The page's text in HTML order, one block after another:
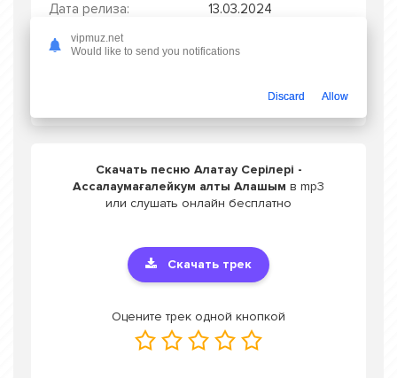
Дата релиза:
13.03.2024
Слушать Алатау Серілері - Ассалаумағалейкум алты Алашым
Скачать песню Алатау Серілері -
Ассалаумағалейкум алты Алашым в mp3
или слушать онлайн бесплатно
Скачать трек
Оцените трек одной кнопкой
vipmuz.net
Would like to send you notifications
Discard Allow